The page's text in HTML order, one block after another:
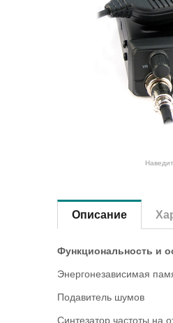
Описание
Функциональность и
Энергонезависимая
Подавитель шумов
Синтезатор частоты на